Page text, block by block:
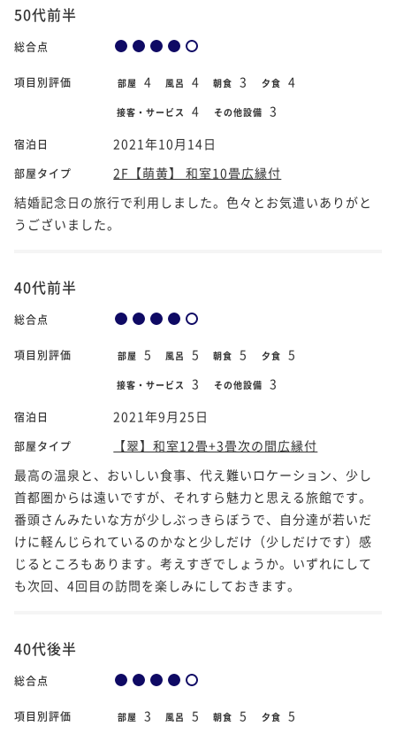
50代前半
総合点
項目別評価 部屋 4 風呂 4 朝食 3 夕食 4
接客・サービス 4 その他設備 3
宿泊日 2021年10月14日
部屋タイプ
2F【萌黄】 和室10畳広縁付
結婚記念日の旅行で利用しました。色々とお気遣いありがと
うございました。
40代前半
総合点
項目別評価 部屋 5 風呂 5 朝食 5 夕食 5
接客・サービス 3 その他設備 3
宿泊日 2021年9月25日
部屋タイプ
【翠】和室12畳+3畳次の間広縁付
最高の温泉と、おいしい食事、代え難いロケーション、少し
首都圏からは遠いですが、それすら魅力と思える旅館です。
番頭さんみたいな方が少しぶっきらぼうで、自分達が若いだ
けに軽んじられているのかなと少しだけ（少しだけです）感
じるところもあります。考えすぎでしょうか。いずれにして
も次回、4回目の訪問を楽しみにしておきます。
40代後半
総合点
項目別評価 部屋 3 風呂 5 朝食 5 夕食 5